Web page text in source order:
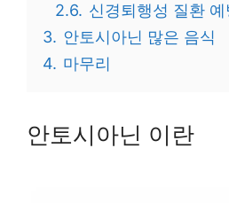
2.6. 신경퇴행성 질환 예
3. 안토시아닌 많은 음식
4. 마무리
안토시아닌 이란